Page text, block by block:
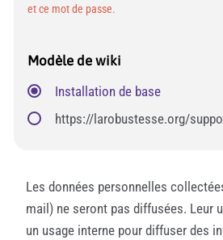
et ce mot de passe.
Modèle de wiki
Installation de base
https://larobustesse.org/
Les données personnelles
mail) ne seront pas diffusées. Leur
un usage interne pour diffuser des